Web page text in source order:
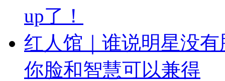
up了！
红人馆｜谁说明星没
你脸和智慧可以兼得